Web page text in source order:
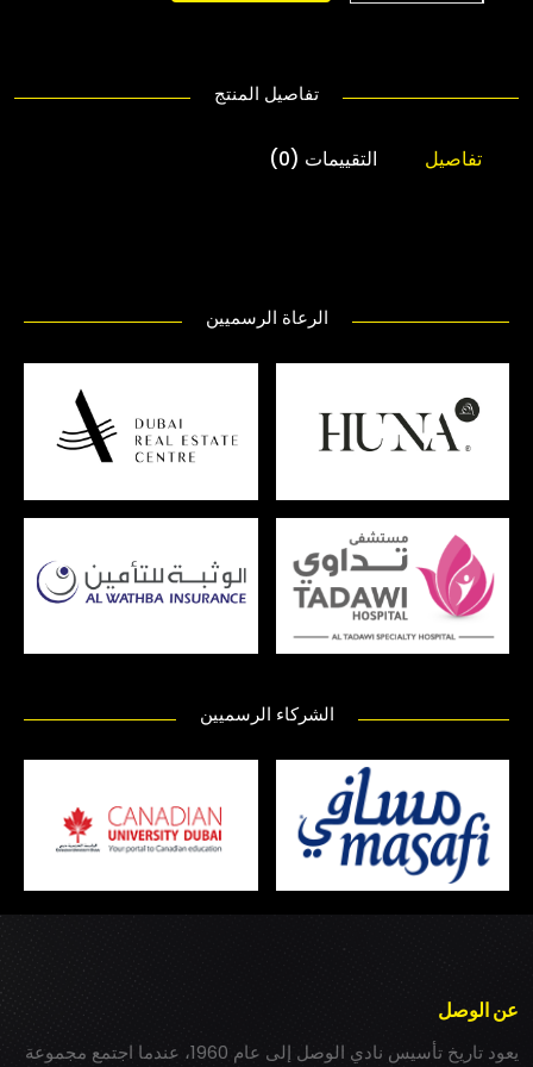
تفاصيل المنتج
تفاصيل التقييمات (0)
الرعاة الرسميين
الشركاء الرسميين
عن الوصل
يعود تاريخ تأسيس نادي الوصل إلى عام 1960، عندما اجتمع مجموعة